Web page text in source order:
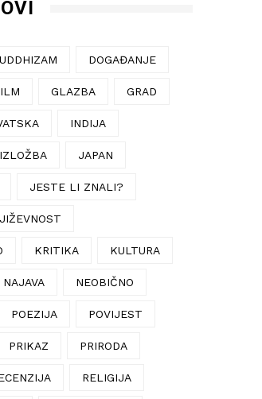
DOGAĐANJE
GLAZBA GRAD
INDIJA
IZLOŽBA JAPAN
JESTE LI ZNALI?
KRITIKA KULTURA
NAJAVA NEOBIČNO
POEZIJA POVIJEST
PRIKAZ PRIRODA
RELIGIJA